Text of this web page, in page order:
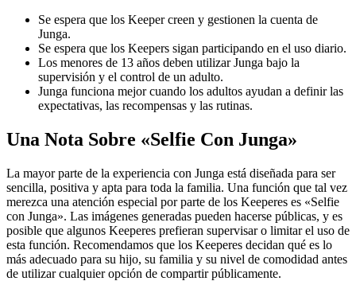
Se espera que los Keeper creen y gestionen la cuenta de
Junga.
Se espera que los Keepers sigan participando en el uso diario.
Los menores de 13 años deben utilizar Junga bajo la
supervisión y el control de un adulto.
Junga funciona mejor cuando los adultos ayudan a definir las
expectativas, las recompensas y las rutinas.
Una Nota Sobre «Selfie Con Junga»
La mayor parte de la experiencia con Junga está diseñada para ser
sencilla, positiva y apta para toda la familia. Una función que tal vez
merezca una atención especial por parte de los Keeperes es «Selfie
con Junga». Las imágenes generadas pueden hacerse públicas, y es
posible que algunos Keeperes prefieran supervisar o limitar el uso de
esta función. Recomendamos que los Keeperes decidan qué es lo
más adecuado para su hijo, su familia y su nivel de comodidad antes
de utilizar cualquier opción de compartir públicamente.